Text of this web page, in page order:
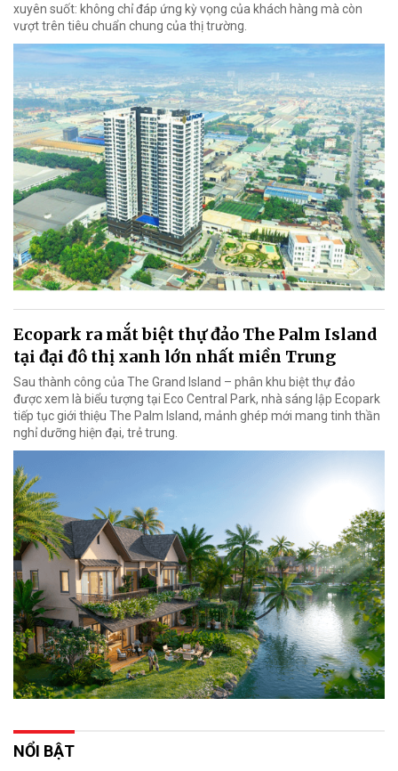
xuyên suốt: không chỉ đáp ứng kỳ vọng của khách hàng mà còn
vượt trên tiêu chuẩn chung của thị trường.
Ecopark ra mắt biệt thự đảo The Palm Island
tại đại đô thị xanh lớn nhất miền Trung
Sau thành công của The Grand Island – phân khu biệt thự đảo
được xem là biểu tượng tại Eco Central Park, nhà sáng lập Ecopark
tiếp tục giới thiệu The Palm Island, mảnh ghép mới mang tinh thần
nghỉ dưỡng hiện đại, trẻ trung.
NỔI BẬT